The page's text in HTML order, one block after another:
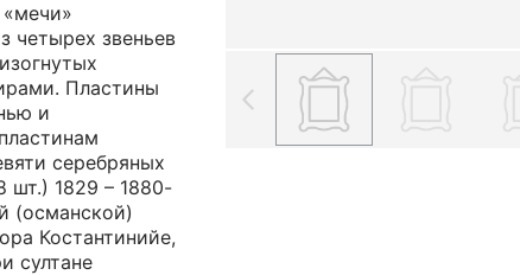
четырех звеньев
Пластины
и
серебряных
шт.) 1829 – 1880-
(османской)
Костантинийе,
султане